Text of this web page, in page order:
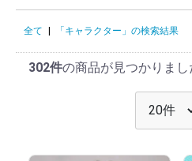
「キャラクター
全て 「キャラクター」の検索結果
302件の商品が見つかりまし